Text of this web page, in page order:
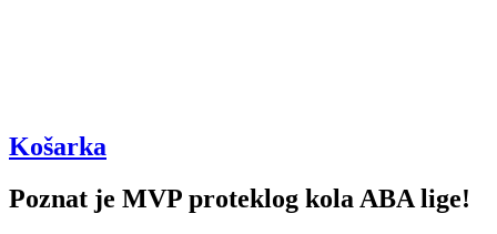
Košarka
Poznat je MVP proteklog kola ABA lige!